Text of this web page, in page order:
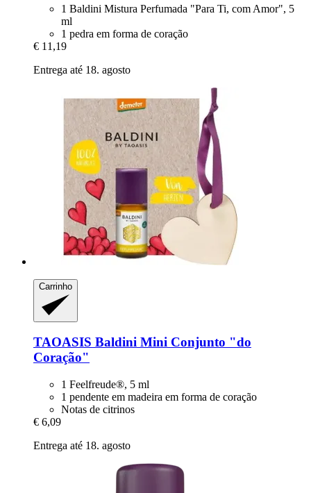
1 Baldini Mistura Perfumada "Para Ti, com Amor", 5
ml
1 pedra em forma de coração
€ 11,19
Entrega até 18. agosto
Carrinho
TAOASIS Baldini Mini Conjunto "do
Coração"
1 Feelfreude®, 5 ml
1 pendente em madeira em forma de coração
Notas de citrinos
€ 6,09
Entrega até 18. agosto